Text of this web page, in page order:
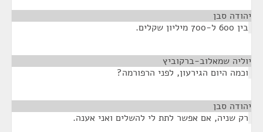
יהודה סבן
בין 600 ל-700 מיליון שקלים.
יוליה שמאלוב-ברקוביץ
וכמה היום הגירעון, לפני הרפורמה?
יהודה סבן
רק שניה, אם אפשר לתת לי להשלים ואני אענה.